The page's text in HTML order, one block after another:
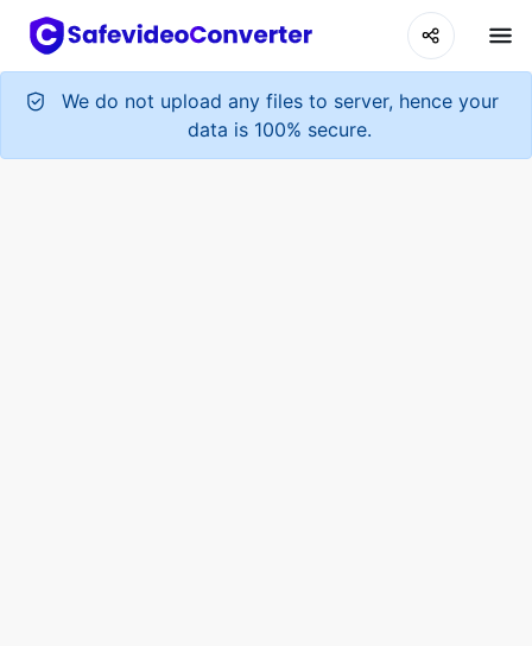
We do not upload any files to server, hence your
data is 100% secure.